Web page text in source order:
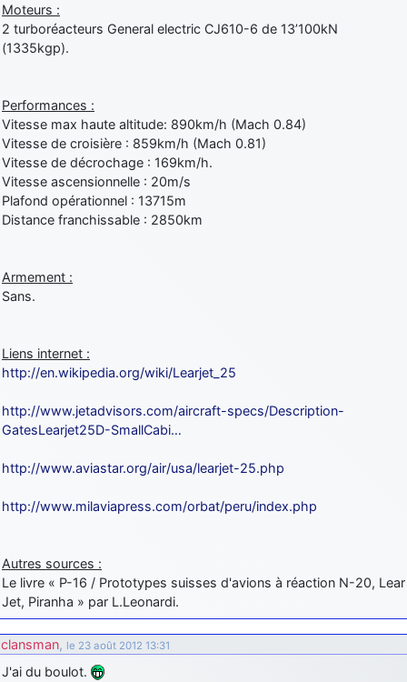
Moteurs :
2 turboréacteurs General electric CJ610-6 de 13’100kN
(1335kgp).
Performances :
Vitesse max haute altitude: 890km/h (Mach 0.84)
Vitesse de croisière : 859km/h (Mach 0.81)
Vitesse de décrochage : 169km/h.
Vitesse ascensionnelle : 20m/s
Plafond opérationnel : 13715m
Distance franchissable : 2850km
Armement :
Sans.
Liens internet :
http://en.wikipedia.org/wiki/Learjet_25
http://www.jetadvisors.com/aircraft-specs/Description-
GatesLearjet25D-SmallCabi…
http://www.aviastar.org/air/usa/learjet-25.php
http://www.milaviapress.com/orbat/peru/index.php
Autres sources :
Le livre « P-16 / Prototypes suisses d'avions à réaction N-20, Lear
Jet, Piranha » par L.Leonardi.
clansman, le 23 août 2012 13:31
J'ai du boulot.